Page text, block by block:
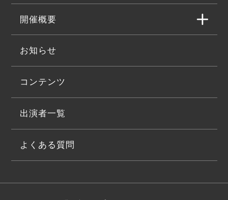
開催概要
お知らせ
コンテンツ
出演者一覧
よくある質問